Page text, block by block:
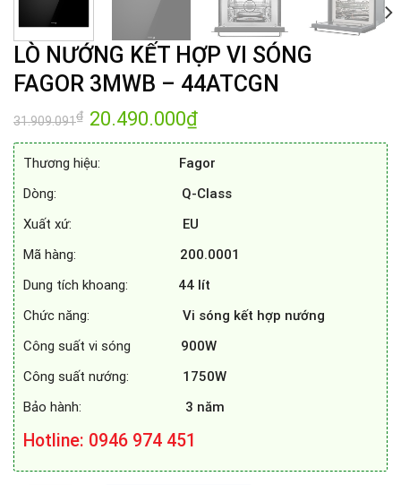
LÒ NƯỚNG KẾT HỢP VI SÓNG
FAGOR 3MWB – 44ATCGN
31.909.091₫ Giá
gốc
là:
20.490.000₫Giá
tại
20.490.000₫.
Thương hiệu:
Fagor
Dòng: Q-Class
Xuất xứ:
EU
Mã hàng: 200.0001
Dung tích khoang: 44 lít
Chức năng: Vi sóng kết hợp nướng
Công suất vi sóng 900W
Công suất nướng: 1750W
Bảo hành:
3 năm
Hotline: 0946 974 451